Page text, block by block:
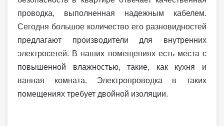
проводка, выполненная надежным кабелем.
Сегодня большое количество его разновидностей
предлагают производители для внутренних
электросетей. В наших помещениях есть места с
повышенной влажностью, такие, как кухня и
ванная комната. Электропроводка в таких
помещениях требует двойной изоляции.